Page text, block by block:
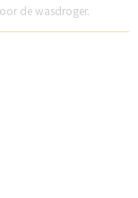
de wasdroger.